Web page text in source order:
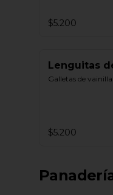
$5.200
Lenguitas
Galletas de vainilla
$5.200